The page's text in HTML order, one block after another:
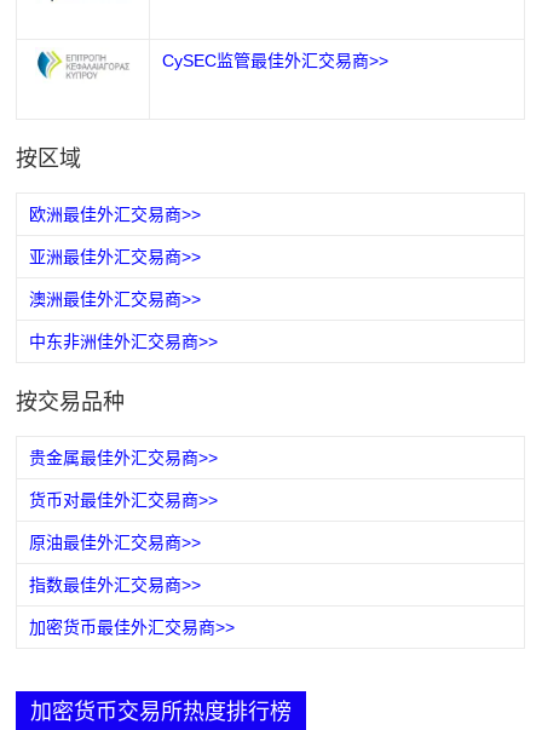
CySEC监管最佳外汇交易商>>
按区域
欧洲最佳外汇交易商>>
亚洲最佳外汇交易商>>
澳洲最佳外汇交易商>>
中东非洲佳外汇交易商>>
按交易品种
贵金属最佳外汇交易商>>
货币对最佳外汇交易商>>
原油最佳外汇交易商>>
指数最佳外汇交易商>>
加密货币最佳外汇交易商>>
加密货币交易所热度排行榜